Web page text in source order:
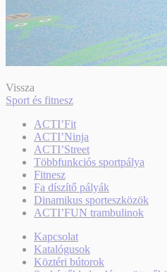
Vissza
Sport és fitnesz
ACTI’Fit
ACTI’Ninja
ACTI’Street
Többfunkciós sportpálya
Fitnesz
Fa díszítő pályák
Dinamikus sporteszközök
ACTI’FUN trambulinok
Kapcsolat
Katalógusok
Köztéri bútorok